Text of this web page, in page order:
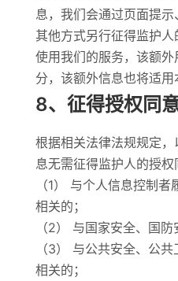
息，我们会通过页面提
其他方式另行征得监护
使用我们的服务，该额
分，该额外信息也将适用
8、征得授权同
根据相关法律法规规定
息无需征得监护人的授权
（1） 与个人信息控制
相关的；
（2） 与国家安全、国防
（3） 与公共安全、公
相关的；